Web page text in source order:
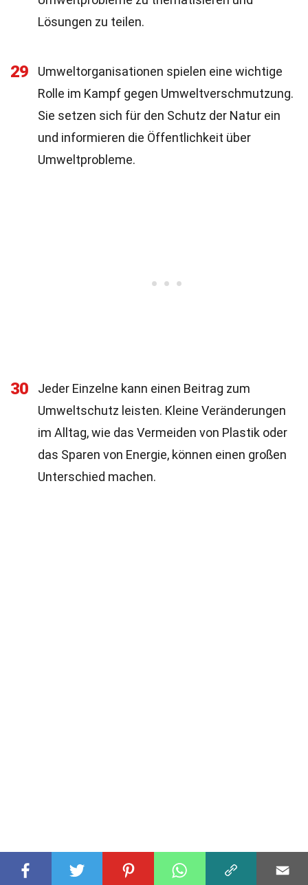
Lösungen zu teilen.
29
Umweltorganisationen spielen eine wichtige
Rolle im Kampf gegen Umweltverschmutzung.
Sie setzen sich für den Schutz der Natur ein
und informieren die Öffentlichkeit über
Umweltprobleme.
30
Jeder Einzelne kann einen Beitrag zum
Umweltschutz leisten. Kleine Veränderungen
im Alltag, wie das Vermeiden von Plastik oder
das Sparen von Energie, können einen großen
Unterschied machen.